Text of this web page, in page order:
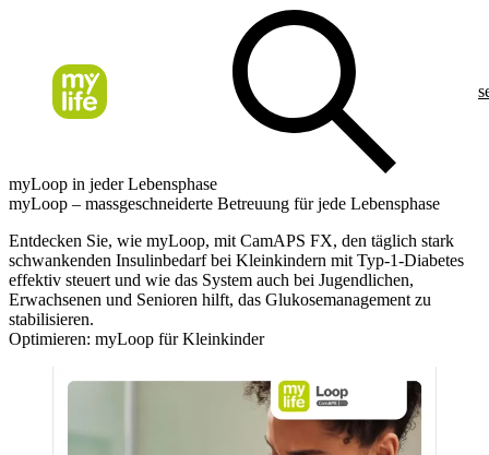
myLoop in jeder Lebensphase
myLoop – massgeschneiderte Betreuung für jede Lebensphase
Entdecken Sie, wie myLoop, mit CamAPS FX, den täglich stark
schwankenden Insulinbedarf bei Kleinkindern mit Typ-1-Diabetes
effektiv steuert und wie das System auch bei Jugendlichen,
Erwachsenen und Senioren hilft, das Glukosemanagement zu
stabilisieren.
Optimieren: myLoop für Kleinkinder